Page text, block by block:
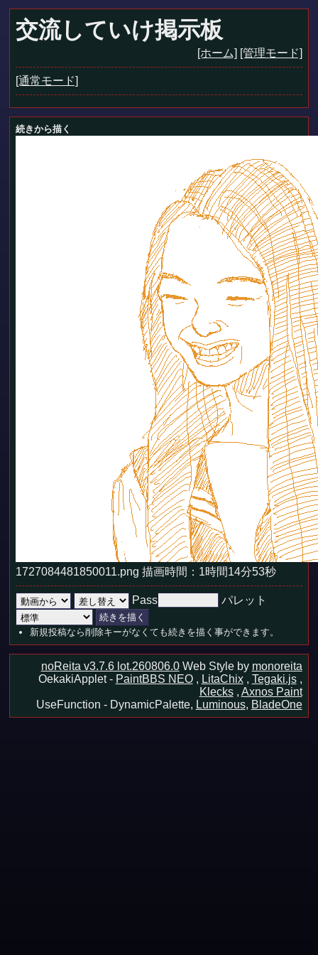
交流していけ掲示板
[ホーム] [管理モード]
[通常モード]
続きから描く
1727084481850011.png 描画時間：1時間14分53秒
Pass パレット
新規投稿なら削除キーがなくても続きを描く事ができます。
noReita v3.7.6 lot.260806.0Web Style by monoreita
OekakiApplet - PaintBBS NEO, LitaChix, Tegaki.js,
Klecks, Axnos Paint
UseFunction - DynamicPalette, Luminous, BladeOne